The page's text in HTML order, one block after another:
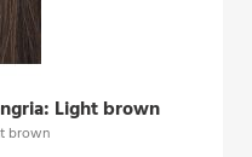
Light brown
brown